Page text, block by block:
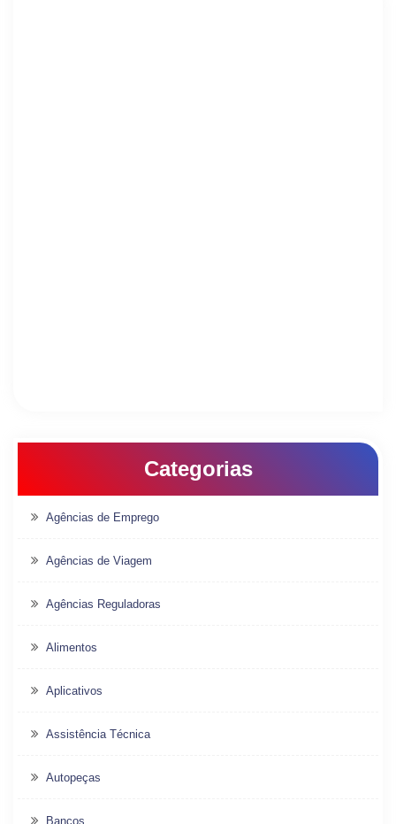
Categorias
Agências de Emprego
Agências de Viagem
Agências Reguladoras
Alimentos
Aplicativos
Assistência Técnica
Autopeças
Bancos